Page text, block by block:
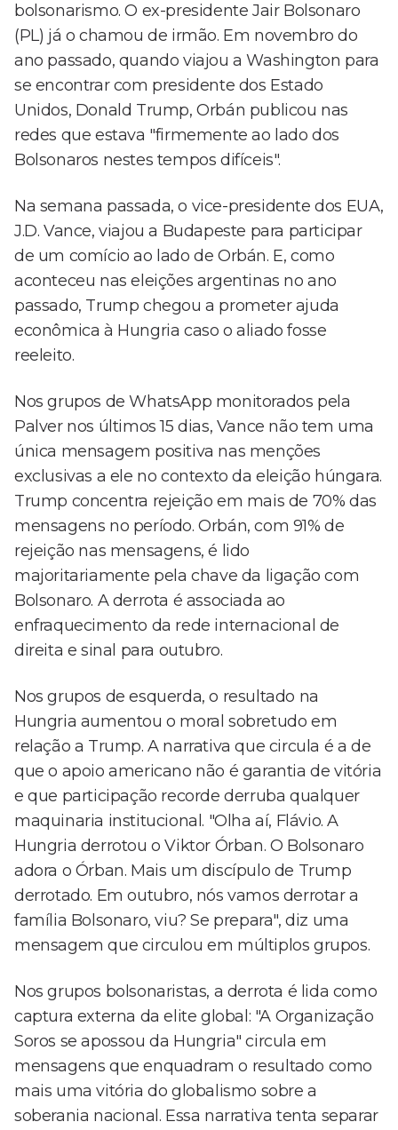
bolsonarismo. O ex-presidente Jair Bolsonaro
(PL) já o chamou de irmão. Em novembro do
ano passado, quando viajou a Washington para
se encontrar com presidente dos Estado
Unidos, Donald Trump, Orbán publicou nas
redes que estava "firmemente ao lado dos
Bolsonaros nestes tempos difíceis".
Na semana passada, o vice-presidente dos EUA,
J.D. Vance, viajou a Budapeste para participar
de um comício ao lado de Orbán. E, como
aconteceu nas eleições argentinas no ano
passado, Trump chegou a prometer ajuda
econômica à Hungria caso o aliado fosse
reeleito.
Nos grupos de WhatsApp monitorados pela
Palver nos últimos 15 dias, Vance não tem uma
única mensagem positiva nas menções
exclusivas a ele no contexto da eleição húngara.
Trump concentra rejeição em mais de 70% das
mensagens no período. Orbán, com 91% de
rejeição nas mensagens, é lido
majoritariamente pela chave da ligação com
Bolsonaro. A derrota é associada ao
enfraquecimento da rede internacional de
direita e sinal para outubro.
Nos grupos de esquerda, o resultado na
Hungria aumentou o moral sobretudo em
relação a Trump. A narrativa que circula é a de
que o apoio americano não é garantia de vitória
e que participação recorde derruba qualquer
maquinaria institucional. "Olha aí, Flávio. A
Hungria derrotou o Viktor Órban. O Bolsonaro
adora o Órban. Mais um discípulo de Trump
derrotado. Em outubro, nós vamos derrotar a
família Bolsonaro, viu? Se prepara", diz uma
mensagem que circulou em múltiplos grupos.
Nos grupos bolsonaristas, a derrota é lida como
captura externa da elite global: "A Organização
Soros se apossou da Hungria" circula em
mensagens que enquadram o resultado como
mais uma vitória do globalismo sobre a
soberania nacional. Essa narrativa tenta separar